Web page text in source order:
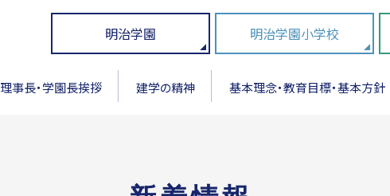
明治学園 明治学園小学校
理事長・学園長挨拶 建学の精神 基本理念・教育目標・基本方針